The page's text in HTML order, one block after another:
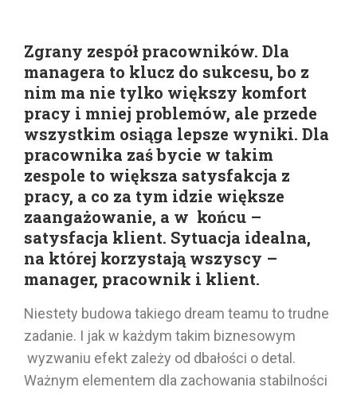
Zgrany zespół pracowników. Dla
managera to klucz do sukcesu, bo z
nim ma nie tylko większy komfort
pracy i mniej problemów, ale przede
wszystkim osiąga lepsze wyniki. Dla
pracownika zaś bycie w takim
zespole to większa satysfakcja z
pracy, a co za tym idzie większe
zaangażowanie, a w końcu –
satysfacja klient. Sytuacja idealna,
na której korzystają wszyscy –
manager, pracownik i klient.
Niestety budowa takiego dream teamu to trudne
zadanie. I jak w każdym takim biznesowym
wyzwaniu efekt zależy od dbałości o detal.
Ważnym elementem dla zachowania stabilności